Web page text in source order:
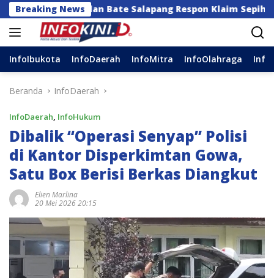
Langsung
ke
konten
Breaking News
dan Bate Salapang Respon Klaim Sepihak, Tekankan
InfoIbukota InfoDaerah InfoMitra InfoOlahraga
Beranda InfoDaerah
InfoDaerah, InfoHukum
Dibalik “Operasi Senyap” Polisi
di Kantor Disperkimtan Gowa,
Satu Box Berisi Berkas Diangkut
Elien Marlina
20 Mei 2026 20:15